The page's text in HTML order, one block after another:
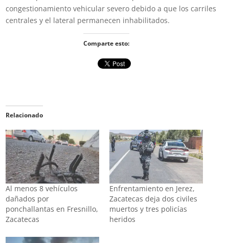
congestionamiento vehicular severo debido a que los carriles
centrales y el lateral permanecen inhabilitados.
Comparte esto:
Relacionado
Al menos 8 vehículos
dañados por
ponchallantas en Fresnillo,
Zacatecas
Enfrentamiento en Jerez,
Zacatecas deja dos civiles
muertos y tres policías
heridos